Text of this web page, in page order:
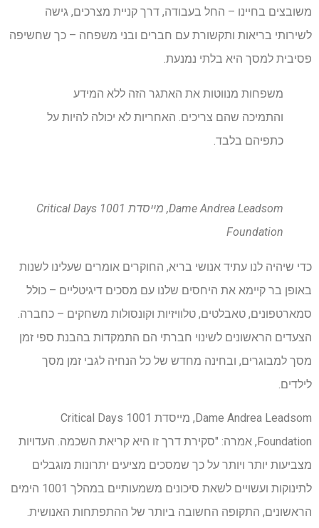
משובצים בחיינו – החל בעבודה, דרך קניית מצרכים, גישה
לשירותי בריאות ותקשורת עם חברים ובני משפחה – כך שחשיפה
פסיבית למסך היא בלתי נמנעת.
משפחות מנווטות את האתגר הזה ללא המידע
והתמיכה שהם צריכים. האחריות לא יכולה להיות על
כתפיהם בלבד.
Dame Andrea Leadsom, מייסדת 1001 Critical Days
Foundation
כדי שיהיה לנו עתיד אנושי בריא, החוקרים אומרים שעלינו לשנות
באופן בר קיימא את היחסים שלנו עם מסכים דיגיטליים – כולל
סמארטפונים, טאבלטים, טלוויזיות וקונסולות משחקים – כחברה.
הצעדים הראשונים לשינוי חברתי הם התמקדות בהבנת ספי זמן
מסך למבוגרים, ובחינה מחדש של כל הנחיה לגבי זמן מסך
לילדים.
Dame Andrea Leadsom, מייסדת 1001 Critical Days
Foundation, אמרה: "סקירת דרך זו היא קריאת השכמה. העדויות
מצביעות יותר ויותר על כך שמסכים מציעים יתרונות מוגבלים
לתינוקות ועשויים לשאת סיכונים משמעותיים במהלך 1001 הימים
הראשונים, התקופה החשובה ביותר של ההתפתחות האנושית.